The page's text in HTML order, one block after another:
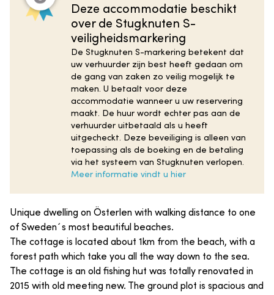
Deze accommodatie beschikt
over de Stugknuten S-
veiligheidsmarkering
De Stugknuten S-markering betekent dat
uw verhuurder zijn best heeft gedaan om
de gang van zaken zo veilig mogelijk te
maken. U betaalt voor deze
accommodatie wanneer u uw reservering
maakt. De huur wordt echter pas aan de
verhuurder uitbetaald als u heeft
uitgecheckt. Deze beveiliging is alleen van
toepassing als de boeking en de betaling
via het systeem van Stugknuten verlopen.
Meer informatie vindt u hier
Unique dwelling on Österlen with walking distance to one
of Sweden´s most beautiful beaches.
The cottage is located about 1km from the beach, with a
forest path which take you all the way down to the sea.
The cottage is an old fishing hut was totally renovated in
2015 with old meeting new. The ground plot is spacious and